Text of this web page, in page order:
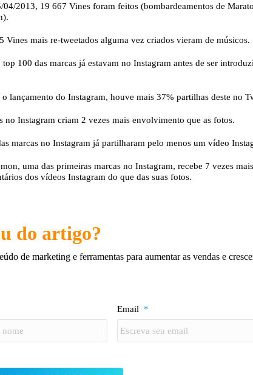
04/2013, 19 667 Vines foram feitos (bombardeamentos de
Vines mais re-tweetados alguma vez criados vieram de músicos.
top 100 das marcas já estavam no Instagram antes de ser
o lançamento do Instagram, houve mais 37% partilhas deste no
no Instagram criam 2 vezes mais envolvimento que as fotos.
marcas no Instagram já partilharam pelo menos um vídeo
uma das primeiras marcas no Instagram, recebe 7 vezes mais
dos vídeos Instagram do que das suas fotos.
do artigo?
de marketing e ferramentas para aumentar as vendas e
Email *